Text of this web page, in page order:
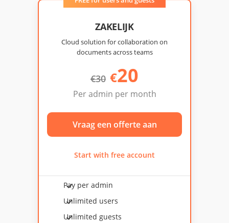
ZAKELIJK
Cloud solution for collaboration on
documents across teams
€30 €20
Per admin per month
Vraag een offerte aan
Start with free account
Pay per admin
Unlimited users
Unlimited guests